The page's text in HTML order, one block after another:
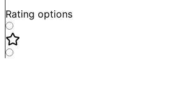
Rating options